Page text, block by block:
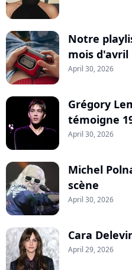
Notre
mois d'avril
April 30, 2026
Grégory
témoigne
April 30, 2026
Michel
scène
April 30, 2026
Cara
April 29, 2026